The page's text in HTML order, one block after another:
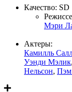
Качество: SD
Мэри
Актеры:
Камилль
Уэнди Мэлик,
Нельсон, Пэм